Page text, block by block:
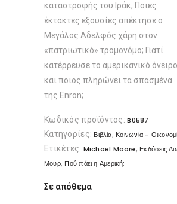
καταστροφής του Ιράκ; Ποιες
έκτακτες εξουσίες απέκτησε ο
Μεγάλος Αδελφός χάρη στον
«πατριωτικό» τρομονόμο; Γιατί
κατέρρευσε το αμερικανικό όνειρο
και ποιος πληρώνει τα σπασμένα
της Enron;
Κωδικός προϊόντος:B0587
Κατηγορίες: Βιβλία, Κοινωνία -
Ετικέτες: Michael Moore, Εκδόσεις
Μουρ, Πού πάει η Αμερική;
Σε απόθεμα